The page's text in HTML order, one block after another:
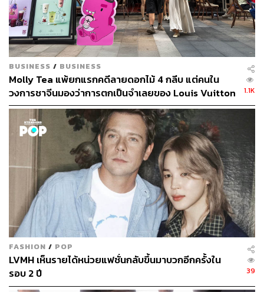
BUSINESS / BUSINESS
Molly Tea แพ้ยกแรกคดีลายดอกไม้ 4 กลีบ แต่คนใน
วงการชาจีนมองว่าการตกเป็นจำเลยของ Louis Vuitton
อาจทำให้แบรนด์ได้มากกว่าเสีย
1.1K
FASHION / POP
LVMH เห็นรายได้หน่วยแฟชั่นกลับขึ้นมาบวกอีกครั้งใน
รอบ 2 ปี
39